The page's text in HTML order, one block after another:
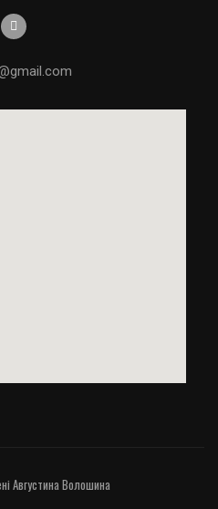
Августина Волошина